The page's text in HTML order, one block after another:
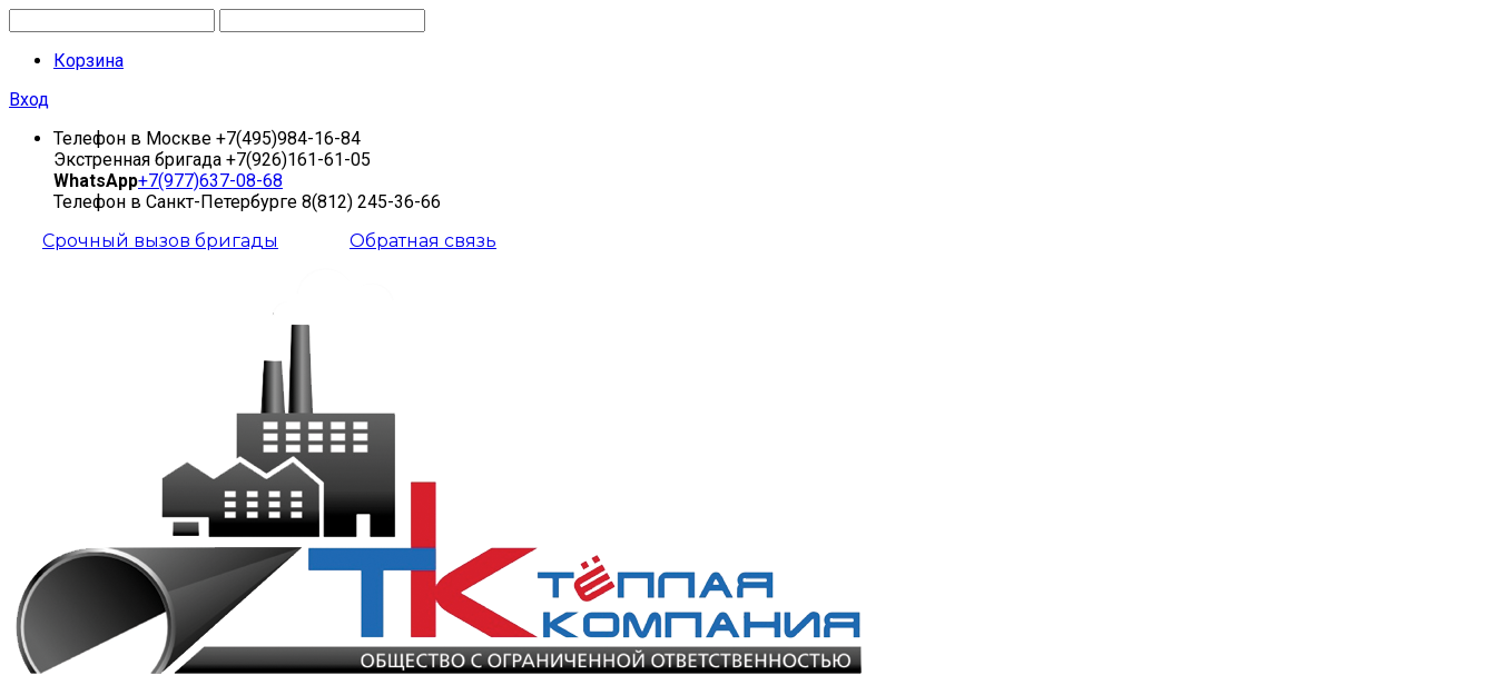
Корзина
Вход
Телефон в Москве +7(495)984-16-84
Экстренная бригада +7(926)161-61-05
WhatsApp+7(977)637-08-68
Телефон в Санкт-Петербурге 8(812) 245-36-66
Срочный вызов бригады
Обратная связь